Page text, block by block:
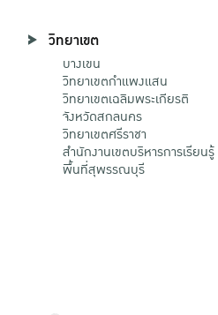
วิทยาเขต
บางเขน
วิทยาเขตกําแพงแสน
วิทยาเขตเฉลิมพระเกียรติ
จังหวัดสกลนคร
วิทยาเขตศรีราชา
สำนักงานเขตบริหารการเรียนรู้
พื้นที่สุพรรณบุรี